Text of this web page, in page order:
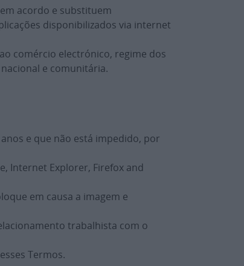
acordo e substituem
disponibilizados via internet
comércio electrónico, regime dos
e comunitária.
e que não está impedido, por
Internet Explorer, Firefox and
em causa a imagem e
trabalhista com o
Termos.